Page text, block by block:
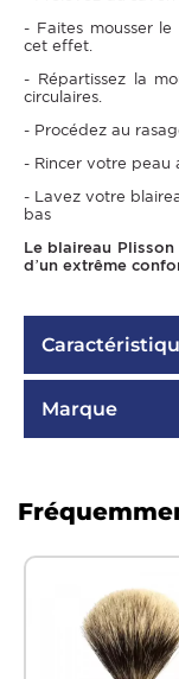
- Faites mousser
cet effet.
- Répartissez la
circulaires.
- Procédez au
- Rincer votre peau
- Lavez votre
bas
Le blaireau
d’un extrême
Marque